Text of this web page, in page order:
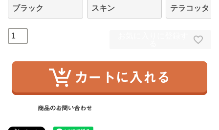
ブラック スキン テラコッタ